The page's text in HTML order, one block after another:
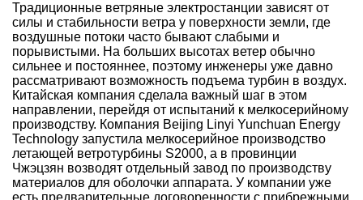
Традиционные ветряные электростанции зависят от
силы и стабильности ветра у поверхности земли, где
воздушные потоки часто бывают слабыми и
порывистыми. На больших высотах ветер обычно
сильнее и постояннее, поэтому инженеры уже давно
рассматривают возможность подъема турбин в воздух.
Китайская компания сделала важный шаг в этом
направлении, перейдя от испытаний к мелкосерийному
производству. Компания Beijing Linyi Yunchuan Energy
Technology запустила мелкосерийное производство
летающей ветротурбины S2000, а в провинции
Чжэцзян возводят отдельный завод по производству
материалов для оболочки аппарата. У компании уже
есть предварительные договоренности с прибрежными